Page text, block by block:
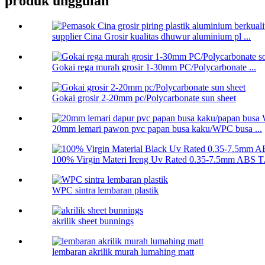
supplier Cina Grosir kualitas dhuwur aluminium pl ...
Gokai rega murah grosir 1-30mm PC/Polycarbonate ...
Gokai grosir 2-20mm pc/Polycarbonate sun sheet
20mm lemari pawon pvc papan busa kaku/WPC busa ...
100% Virgin Materi Ireng Uv Rated 0.35-7.5mm ABS
WPC sintra lembaran plastik
akrilik sheet bunnings
lembaran akrilik murah lumahing matt